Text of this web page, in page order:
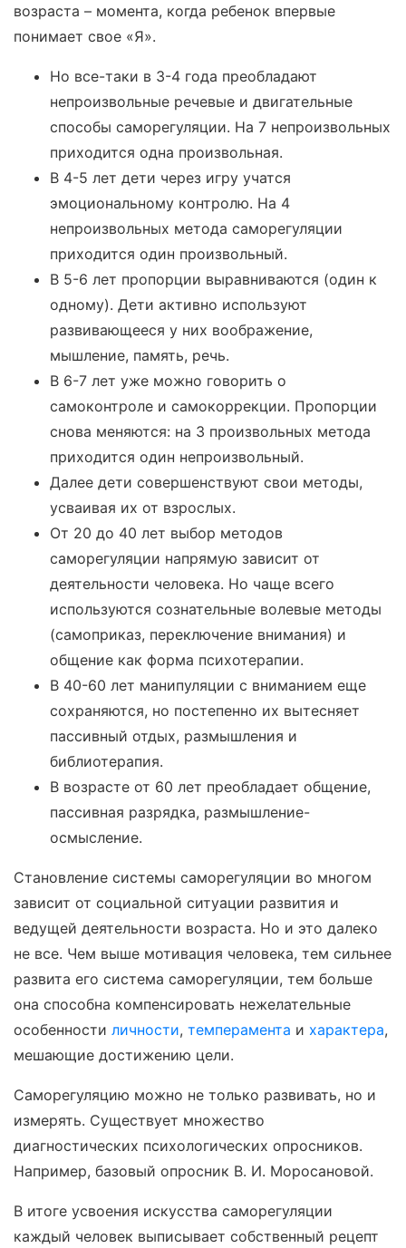
возраста – момента, когда ребенок впервые
понимает свое «Я».
Но все-таки в 3-4 года преобладают
непроизвольные речевые и двигательные
способы саморегуляции. На 7 непроизвольных
приходится одна произвольная.
В 4-5 лет дети через игру учатся
эмоциональному контролю. На 4
непроизвольных метода саморегуляции
приходится один произвольный.
В 5-6 лет пропорции выравниваются (один к
одному). Дети активно используют
развивающееся у них воображение,
мышление, память, речь.
В 6-7 лет уже можно говорить о
самоконтроле и самокоррекции. Пропорции
снова меняются: на 3 произвольных метода
приходится один непроизвольный.
Далее дети совершенствуют свои методы,
усваивая их от взрослых.
От 20 до 40 лет выбор методов
саморегуляции напрямую зависит от
деятельности человека. Но чаще всего
используются сознательные волевые методы
(самоприказ, переключение внимания) и
общение как форма психотерапии.
В 40-60 лет манипуляции с вниманием еще
сохраняются, но постепенно их вытесняет
пассивный отдых, размышления и
библиотерапия.
В возрасте от 60 лет преобладает общение,
пассивная разрядка, размышление-
осмысление.
Становление системы саморегуляции во многом
зависит от социальной ситуации развития и
ведущей деятельности возраста. Но и это далеко
не все. Чем выше мотивация человека, тем сильнее
развита его система саморегуляции, тем больше
она способна компенсировать нежелательные
особенности личности, темперамента и характера,
мешающие достижению цели.
Саморегуляцию можно не только развивать, но и
измерять. Существует множество
диагностических психологических опросников.
Например, базовый опросник В. И. Моросановой.
В итоге усвоения искусства саморегуляции
каждый человек выписывает собственный рецепт